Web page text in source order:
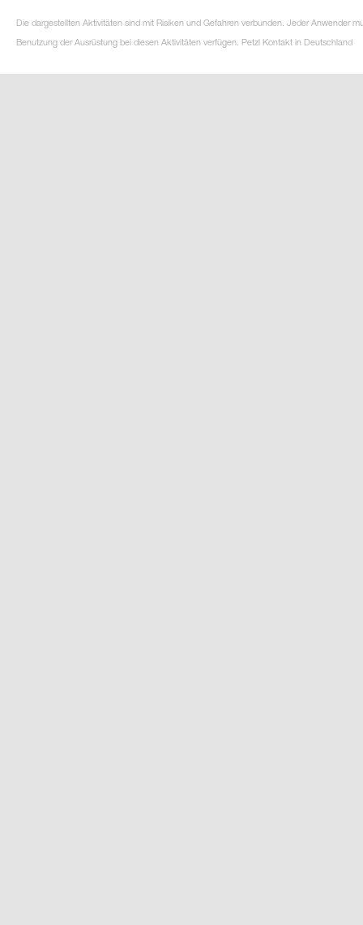
Die dargestellten Aktivitäten sind mit Risiken und Gefahren verbunden. Jeder Anwender
Benutzung der Ausrüstung bei diesen Aktivitäten verfügen. Petzl Kontakt in Deutschland